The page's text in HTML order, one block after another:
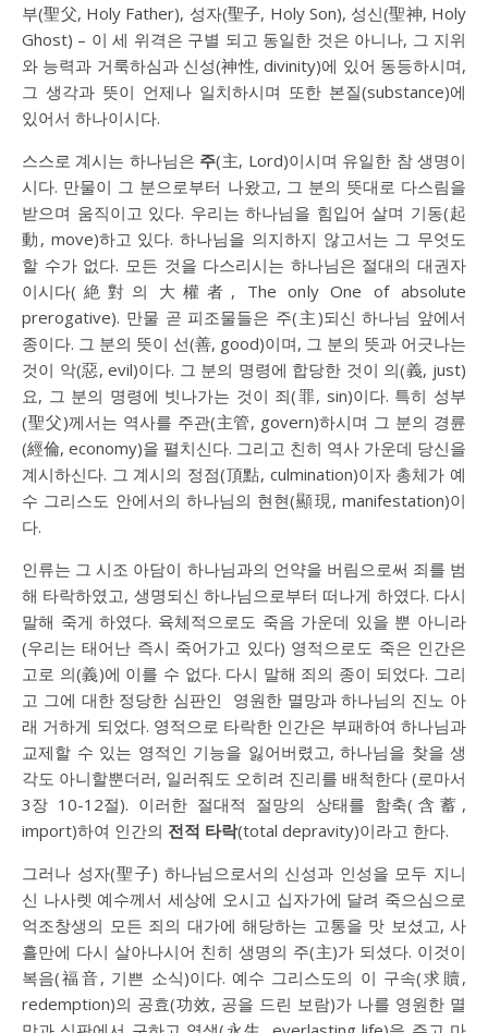
부(聖父, Holy Father), 성자(聖子, Holy Son), 성신(聖神, Holy
Ghost) – 이 세 위격은 구별 되고 동일한 것은 아니나, 그 지위
와 능력과 거룩하심과 신성(神性, divinity)에 있어 동등하시며,
그 생각과 뜻이 언제나 일치하시며 또한 본질(substance)에
있어서 하나이시다.
스스로 계시는 하나님은 주(主, Lord)이시며 유일한 참 생명이
시다. 만물이 그 분으로부터 나왔고, 그 분의 뜻대로 다스림을
받으며 움직이고 있다. 우리는 하나님을 힘입어 살며 기동(起
動, move)하고 있다. 하나님을 의지하지 않고서는 그 무엇도
할 수가 없다. 모든 것을 다스리시는 하나님은 절대의 대권자
이시다(絶對의 大權者, The only One of absolute
prerogative). 만물 곧 피조물들은 주(主)되신 하나님 앞에서
종이다. 그 분의 뜻이 선(善, good)이며, 그 분의 뜻과 어긋나는
것이 악(惡, evil)이다. 그 분의 명령에 합당한 것이 의(義, just)
요, 그 분의 명령에 빗나가는 것이 죄(罪, sin)이다. 특히 성부
(聖父)께서는 역사를 주관(主管, govern)하시며 그 분의 경륜
(經倫, economy)을 펼치신다. 그리고 친히 역사 가운데 당신을
계시하신다. 그 계시의 정점(頂點, culmination)이자 총체가 예
수 그리스도 안에서의 하나님의 현현(顯現, manifestation)이
다.
인류는 그 시조 아담이 하나님과의 언약을 버림으로써 죄를 범
해 타락하였고, 생명되신 하나님으로부터 떠나게 하였다. 다시
말해 죽게 하였다. 육체적으로도 죽음 가운데 있을 뿐 아니라
(우리는 태어난 즉시 죽어가고 있다) 영적으로도 죽은 인간은
고로 의(義)에 이를 수 없다. 다시 말해 죄의 종이 되었다. 그리
고 그에 대한 정당한 심판인 영원한 멸망과 하나님의 진노 아
래 거하게 되었다. 영적으로 타락한 인간은 부패하여 하나님과
교제할 수 있는 영적인 기능을 잃어버렸고, 하나님을 찾을 생
각도 아니할뿐더러, 일러줘도 오히려 진리를 배척한다 (로마서
3장 10-12절). 이러한 절대적 절망의 상태를 함축(含蓄,
import)하여 인간의 전적 타락(total depravity)이라고 한다.
그러나 성자(聖子) 하나님으로서의 신성과 인성을 모두 지니
신 나사렛 예수께서 세상에 오시고 십자가에 달려 죽으심으로
억조창생의 모든 죄의 대가에 해당하는 고통을 맛 보셨고, 사
흘만에 다시 살아나시어 친히 생명의 주(主)가 되셨다. 이것이
복음(福音, 기쁜 소식)이다. 예수 그리스도의 이 구속(求贖,
redemption)의 공효(功效, 공을 드린 보람)가 나를 영원한 멸